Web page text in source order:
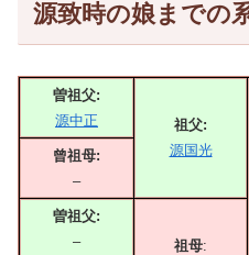
源致時の娘までの
曽祖父:
源中正
祖父:
源国光
曾祖母:
–
曽祖父:
–
祖母: